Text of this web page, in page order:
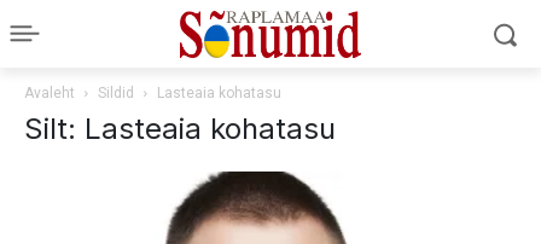
Avaleht Sildid Lasteaia kohatasu
Silt: Lasteaia kohatasu